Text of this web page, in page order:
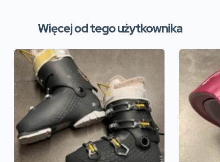
Więcej od tego użytkownika